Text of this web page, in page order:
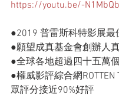
https://youtu.be/-
●2019 普雷斯科特影展最
●願望成真基金會創辦人
●全球各地超過四十五萬
●權威影評綜合網ROTTEN
眾評分接近90%好評